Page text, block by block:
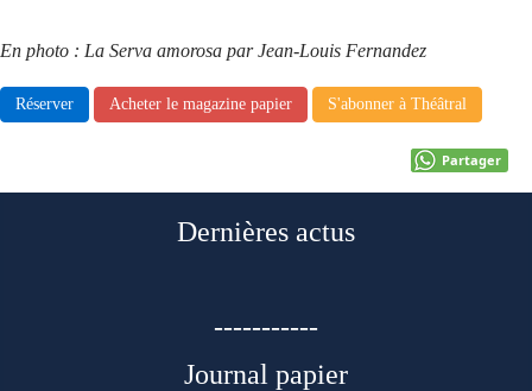
En photo : La Serva amorosa par Jean-Louis Fernandez
Réserver Acheter le magazine papier S'abonner à Théâtral
Partager
Dernières actus
-----------
Journal papier